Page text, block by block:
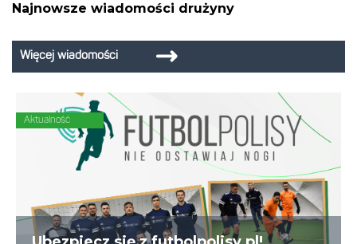
Najnowsze wiadomości drużyny
Więcej wiadomości
Aktualność